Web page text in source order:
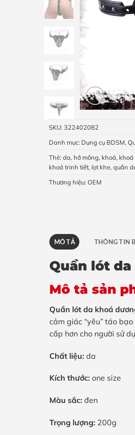
SKU: 322402082
Danh mục: Dụng cụ BDSM,
Thẻ: da, hở mông, khoá, khoá
khoá trinh tiết, lọt khe, quần
Thương hiệu: OEM
MÔ TẢ THÔNG TIN
Quần lót
Mô tả sản
Quần lót da khoá
cảm giác “yêu” táo
cấp hơn cho người sử
Chất liệu: da
Kích thước: one size
Màu sắc: đen
Trọng lượng: 200g